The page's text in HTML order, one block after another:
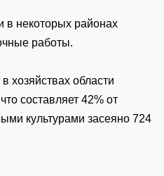
в некоторых районах
работы.
хозяйствах области
составляет 42% от
культурами засеяно 724